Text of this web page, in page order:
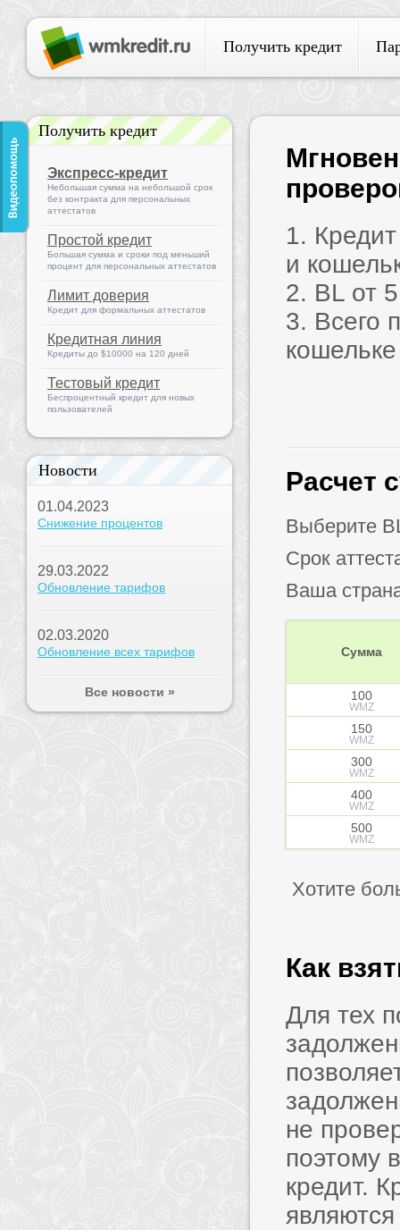
Получить кредит
Получить кредит
Экспресс-кредит
Небольшая сумма на небольшой срок
без контракта для персональных
аттестатов
Простой кредит
Большая сумма и сроки под меньший
процент для персональных аттестатов
Лимит доверия
Кредит для формальных аттестатов
Кредитная линия
Кредиты до $10000 на 120 дней
Тестовый кредит
Беспроцентный кредит для новых
пользователей
Новости
01.04.2023
Снижение процентов
29.03.2022
Обновление тарифов
02.03.2020
Обновление всех тарифов
Все новости »
1.
и
2. BL от
3. Всего
кошельке
Расчет
Выберите
Срок
Ваша
Сумма
100
WMZ
150
WMZ
300
WMZ
400
WMZ
500
WMZ
Хотите
Как
Для тех
не
поэтому
кредит.